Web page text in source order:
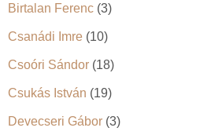
Birtalan Ferenc (3)
Csanádi Imre (10)
Csoóri Sándor (18)
Csukás István (19)
Devecseri Gábor (3)